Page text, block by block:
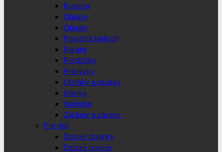
Kovania
Obrazy
Obrusy
Posteľná bielizeň
Poťahy
Predložky
Prikrývky
Uteráky a osušky
Utierky
Vankúše
Záclony a závesy
Pre deti
Detské doplnky
Detské postele